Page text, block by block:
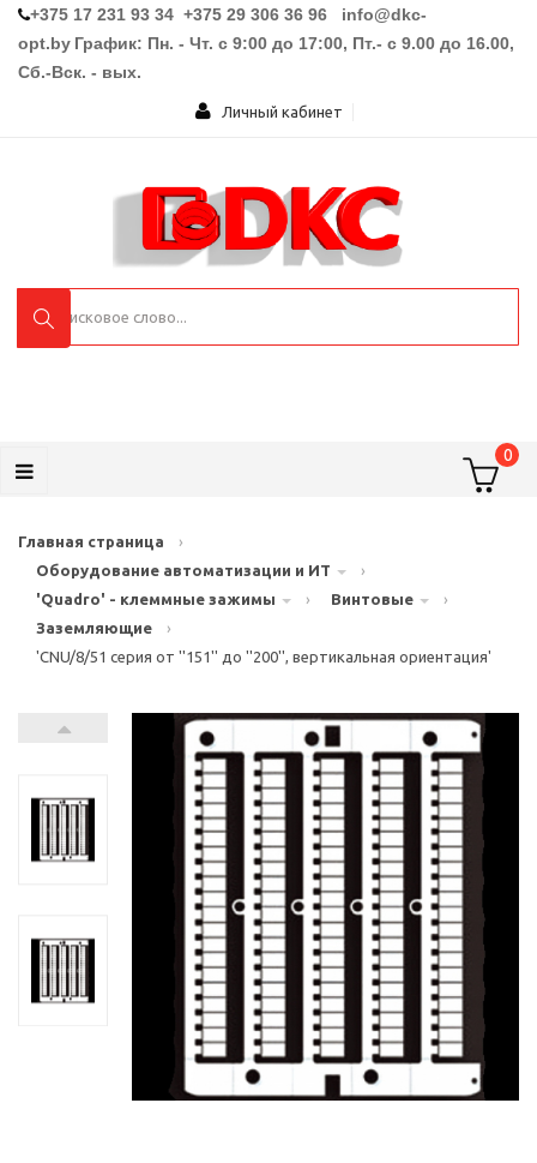
+375 17 231 93 34 +375 29 306 36 96 info@dkc-
opt.by График: Пн. - Чт. с 9:00 до 17:00, Пт.- с 9.00 до 16.00,
Сб.-Вск. - вых.
Личный кабинет
0
Главная страница
›
Оборудование автоматизации и ИТ
›
'Quadro' - клеммные зажимы
› Винтовые
›
Заземляющие
›
'CNU/8/51 серия от ''151'' до ''200'', вертикальная ориентация'